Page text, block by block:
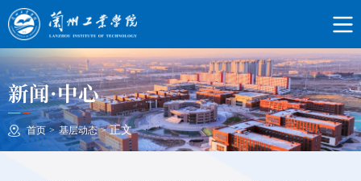
新闻·中心
首页 > 基层动态 > 正文